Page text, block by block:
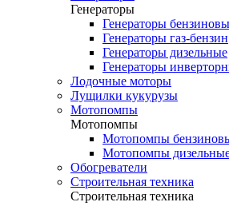
Генераторы
Генераторы
Генераторы газ-бензин
Генераторы дизельные
Генераторы
Лодочные моторы
Лущилки кукурузы
Мотопомпы
Мотопомпы
Мотопомпы
Мотопомпы
Обогреватели
Строительная техника
Строительная техника